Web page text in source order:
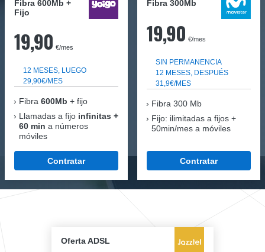
Fibra 600Mb +
Fijo
19,90 €/mes
12 MESES, LUEGO
29,90€/MES
Fibra 600Mb + fijo
Llamadas a fijo infinitas +
60 min a números
móviles
Contratar
Fibra 300Mb
19,90 €/mes
SIN PERMANENCIA
12 MESES, DESPUÉS
31,9€/MES
Fibra 300 Mb
Fijo: ilimitadas a fijos +
50min/mes a móviles
Contratar
Oferta ADSL